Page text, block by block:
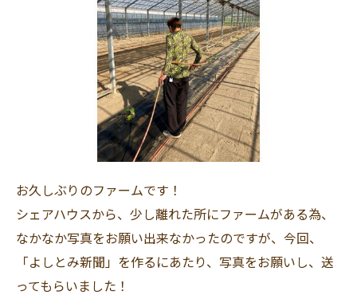
お久しぶりのファームです！
シェアハウスから、少し離れた所にファームがある為、
なかなか写真をお願い出来なかったのですが、今回、
「よしとみ新聞」を作るにあたり、写真をお願いし、送
ってもらいました！